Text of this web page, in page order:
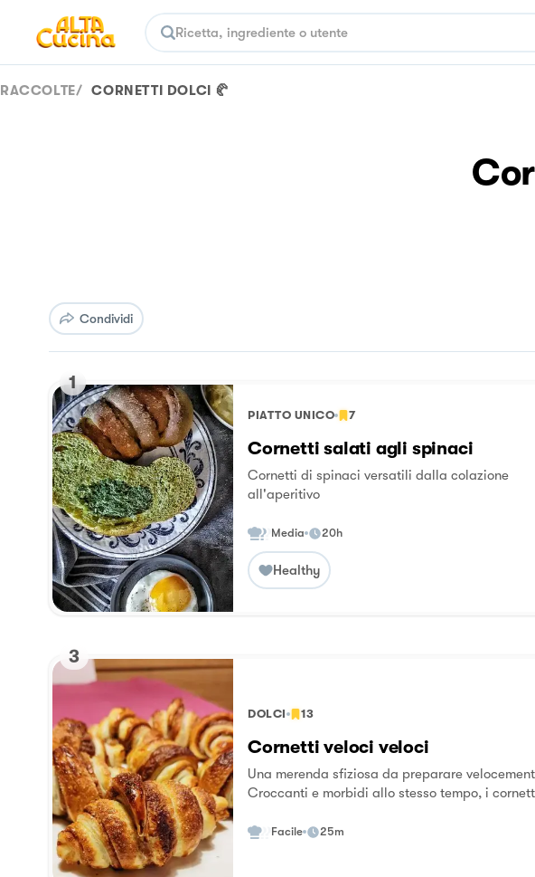
RACCOLTE/ CORNETTI DOLCI 🥐
Condividi
1
PIATTO UNICO 7
Cornetti salati agli spinaci
Cornetti di spinaci versatili dalla colazione
all'aperitivo
Media 20h
Healthy
3
DOLCI 13
Cornetti veloci veloci
Una merenda sfiziosa da preparare
Croccanti e morbidi allo stesso tempo, i
colazione o merenda al bar. Provare per
Facile 25m